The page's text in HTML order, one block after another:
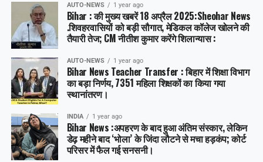
AUTO-NEWS 1 year ago
Bihar : की मुख्य खबरें 18 अप्रैल 2025:Sheohar News
.शिवहरवासियों को बड़ी सौगात, मेडिकल कॉलेज खोलने की
तैयारी तेज; CM नीतीश कुमार करेंगे शिलान्यास :
AUTO-NEWS 1 year ago
Bihar News Teacher Transfer : बिहार में शिक्षा विभाग
का बड़ा निर्णय, 7351 महिला शिक्षकों का किया गया
स्थानांतरण।
INDIA 1 year ago
Bihar News :अपहरण के बाद हुआ अंतिम संस्कार, लेकिन
डेढ़ महीने बाद ‘भोला’ के जिंदा लौटने से मचा हड़कंप; कोर्ट
परिसर में फैल गई सनसनी।